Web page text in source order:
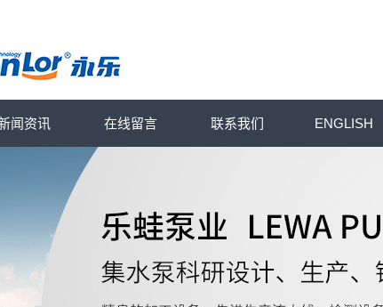
闻资讯 在线留言 联系我们 ENGLISH